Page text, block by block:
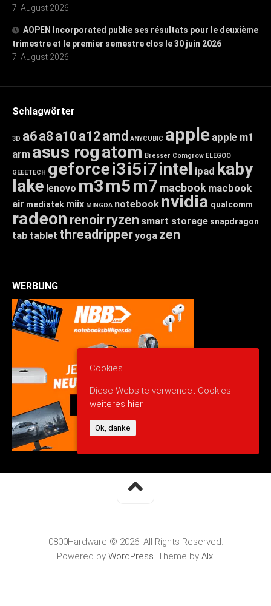
7. August 2026
AOPEN Incorporated publie ses résultats pour le deuxième
trimestre et le premier semestre clos le 30 juin 2026
7. August 2026
Schlagwörter
3D a6a8 a10 a12amd ANYCUBIC apple apple m1
arm asus rogatom Bresser Comgrow ELEGOO
GEEETECH geforcei3i5i7intel ipad kaby
lake lenovo m3m5m7 macbook macbook
air mediatek miix MINGDA notebook nvidia qualcomm
radeon renoirryzen smart storage snapdragon
tab tablet threadripperyoga zen
WERBUNG
0800Hardware © 2026. All Rights Reserved.
Powered by WordPress. Theme by Alx.
Cookies
Diese Website verwendet Cookies:
weiteres hier.
Ok, danke